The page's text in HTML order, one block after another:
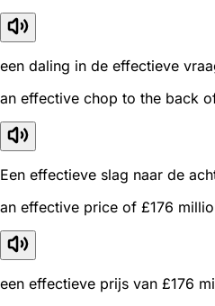
een daling in de effectieve
an effective chop to the back
Een effectieve slag naar de
an effective price of £176
een effectieve prijs van £176